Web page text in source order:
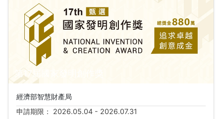
第17屆國家發明創作獎
經濟部智慧財產局
申請期限： 2026.05.04 - 2026.07.31